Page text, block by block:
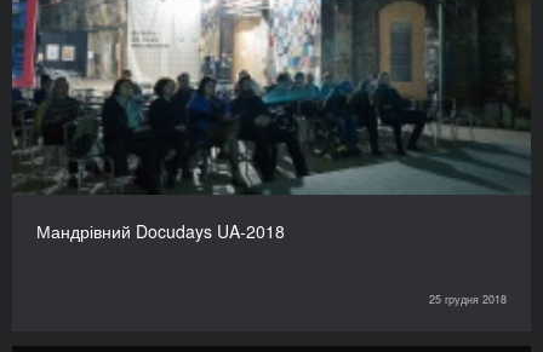
Мандрівний Docudays UA-2018
25 грудня 2018